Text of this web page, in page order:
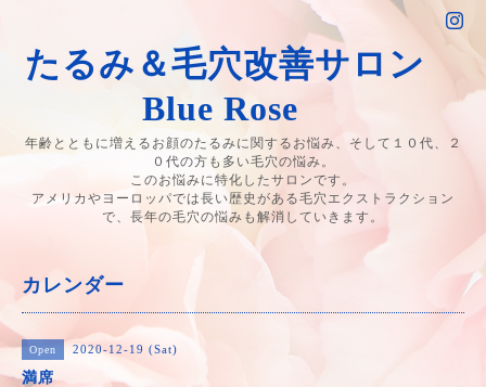
たるみ＆毛穴改善サロン
Blue Rose
年齢とともに増えるお顔のたるみに関するお悩み、そして１０代、２
０代の方も多い毛穴の悩み。
このお悩みに特化したサロンです。
アメリカやヨーロッパでは長い歴史がある毛穴エクストラクション
で、長年の毛穴の悩みも解消していきます。
カレンダー
Open 2020-12-19 (Sat)
満席